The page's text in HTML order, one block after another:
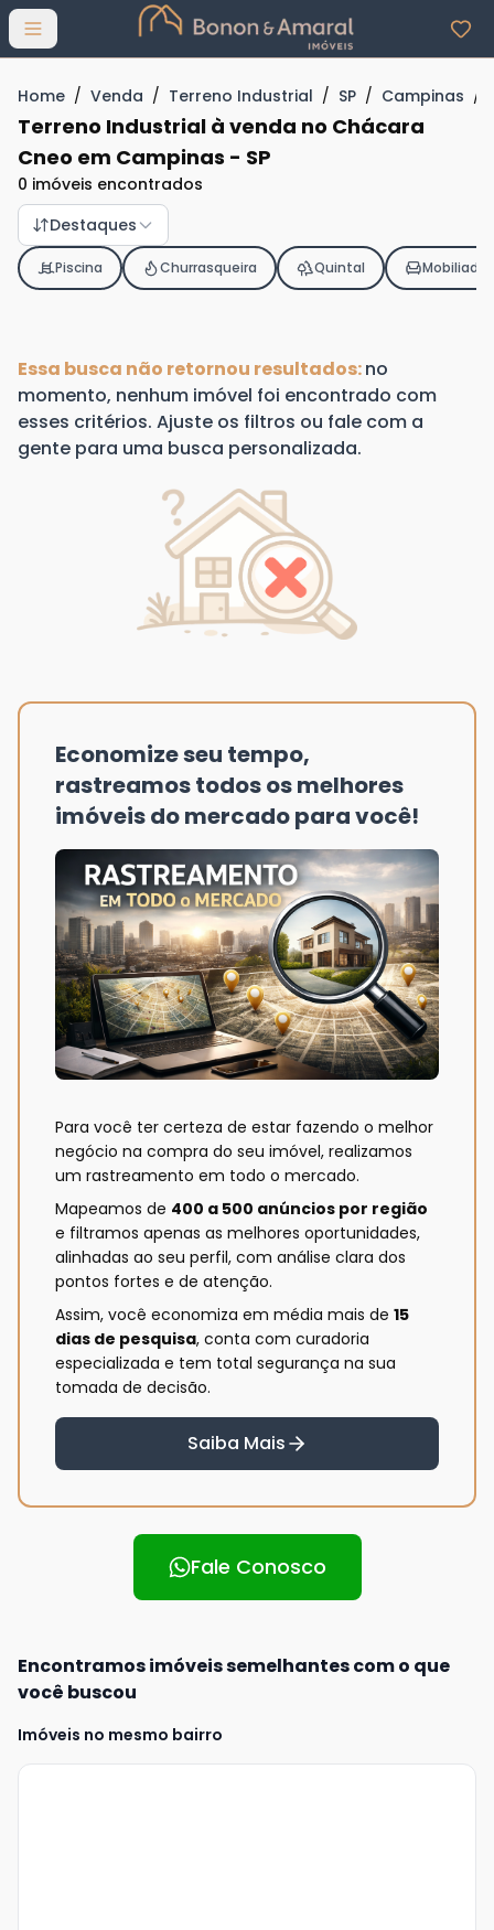
Abrir menu
Home / Venda / Terreno Industrial / SP / Campinas /
Terreno Industrial à venda no Chácara
Cneo em Campinas - SP
0 imóveis encontrados
Destaques
Piscina Churrasqueira Quintal Mobiliado
Essa busca não retornou resultados:no
momento, nenhum imóvel foi encontrado com
esses critérios. Ajuste os filtros ou fale com a
gente para uma busca personalizada.
Economize seu tempo,
rastreamos todos os melhores
imóveis do mercado para você!
Para você ter certeza de estar fazendo o melhor
negócio na compra do seu imóvel, realizamos
um rastreamento em todo o mercado.
Mapeamos de 400 a 500 anúncios por região
e filtramos apenas as melhores oportunidades,
alinhadas ao seu perfil, com análise clara dos
pontos fortes e de atenção.
Assim, você economiza em média mais de 15
dias de pesquisa, conta com curadoria
especializada e tem total segurança na sua
tomada de decisão.
Saiba Mais
Fale Conosco
Encontramos imóveis semelhantes com o que
você buscou
Imóveis no mesmo bairro